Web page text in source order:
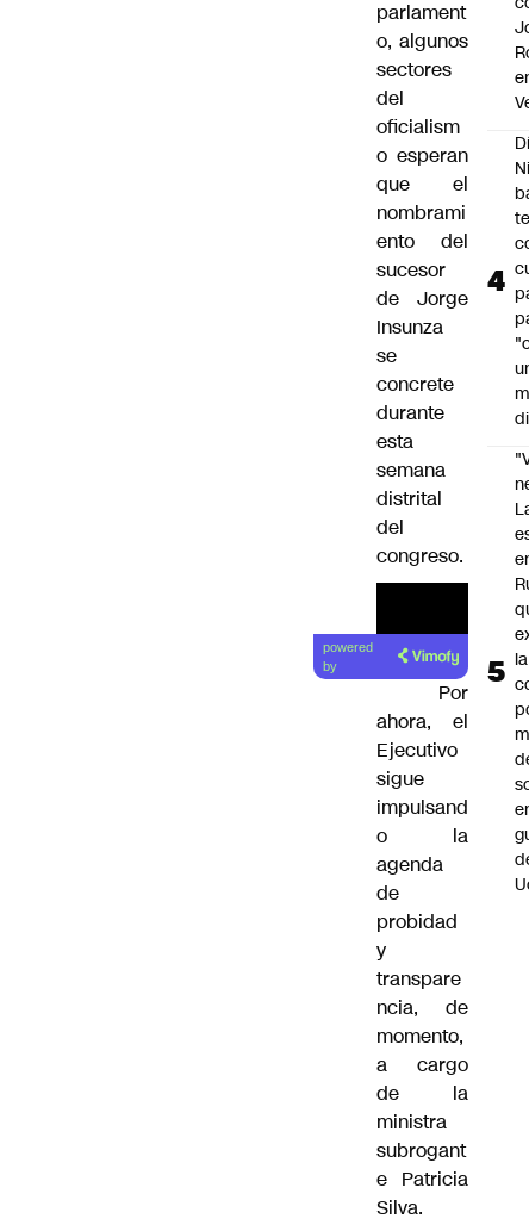
parlament
o, algunos
sectores
del
oficialism
o esperan
que el
nombrami
ento del
sucesor
de Jorge
Insunza
se
concrete
durante
esta
semana
distrital
del
congreso.
powered
by
Por
ahora, el
Ejecutivo
sigue
impulsand
o la
agenda
de
probidad
y
transpare
ncia, de
momento,
a cargo
de la
ministra
subrogant
e Patricia
Silva.
la